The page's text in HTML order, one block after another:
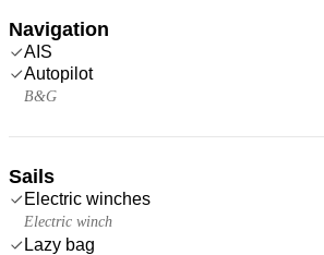
Navigation
AIS
Autopilot
B&G
Sails
Electric winches
Electric winch
Lazy bag